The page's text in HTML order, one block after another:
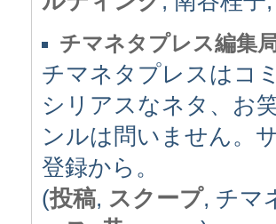
チマネタプレス編集
チマネタプレスはコ
シリアスなネタ、お
ンルは問いません。
登録から。
(投稿, スクープ, チマ